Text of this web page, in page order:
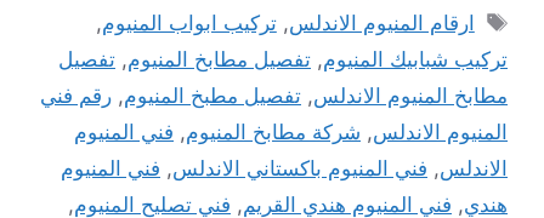
الوسوم
ارقام المنيوم الاندلس,تركيب ابواب المنيوم,
تركيب شبابيك المنيوم, تفصيل مطابخ المنيوم, تفصيل
مطابخ المنيوم الاندلس, تفصيل مطبخ المنيوم, رقم فني
المنيوم الاندلس, شركة مطابخ المنيوم, فني المنيوم
الاندلس, فني المنيوم باكستاني الاندلس, فني المنيوم
هندي, فني المنيوم هندي القريم, فني تصليح المنيوم,